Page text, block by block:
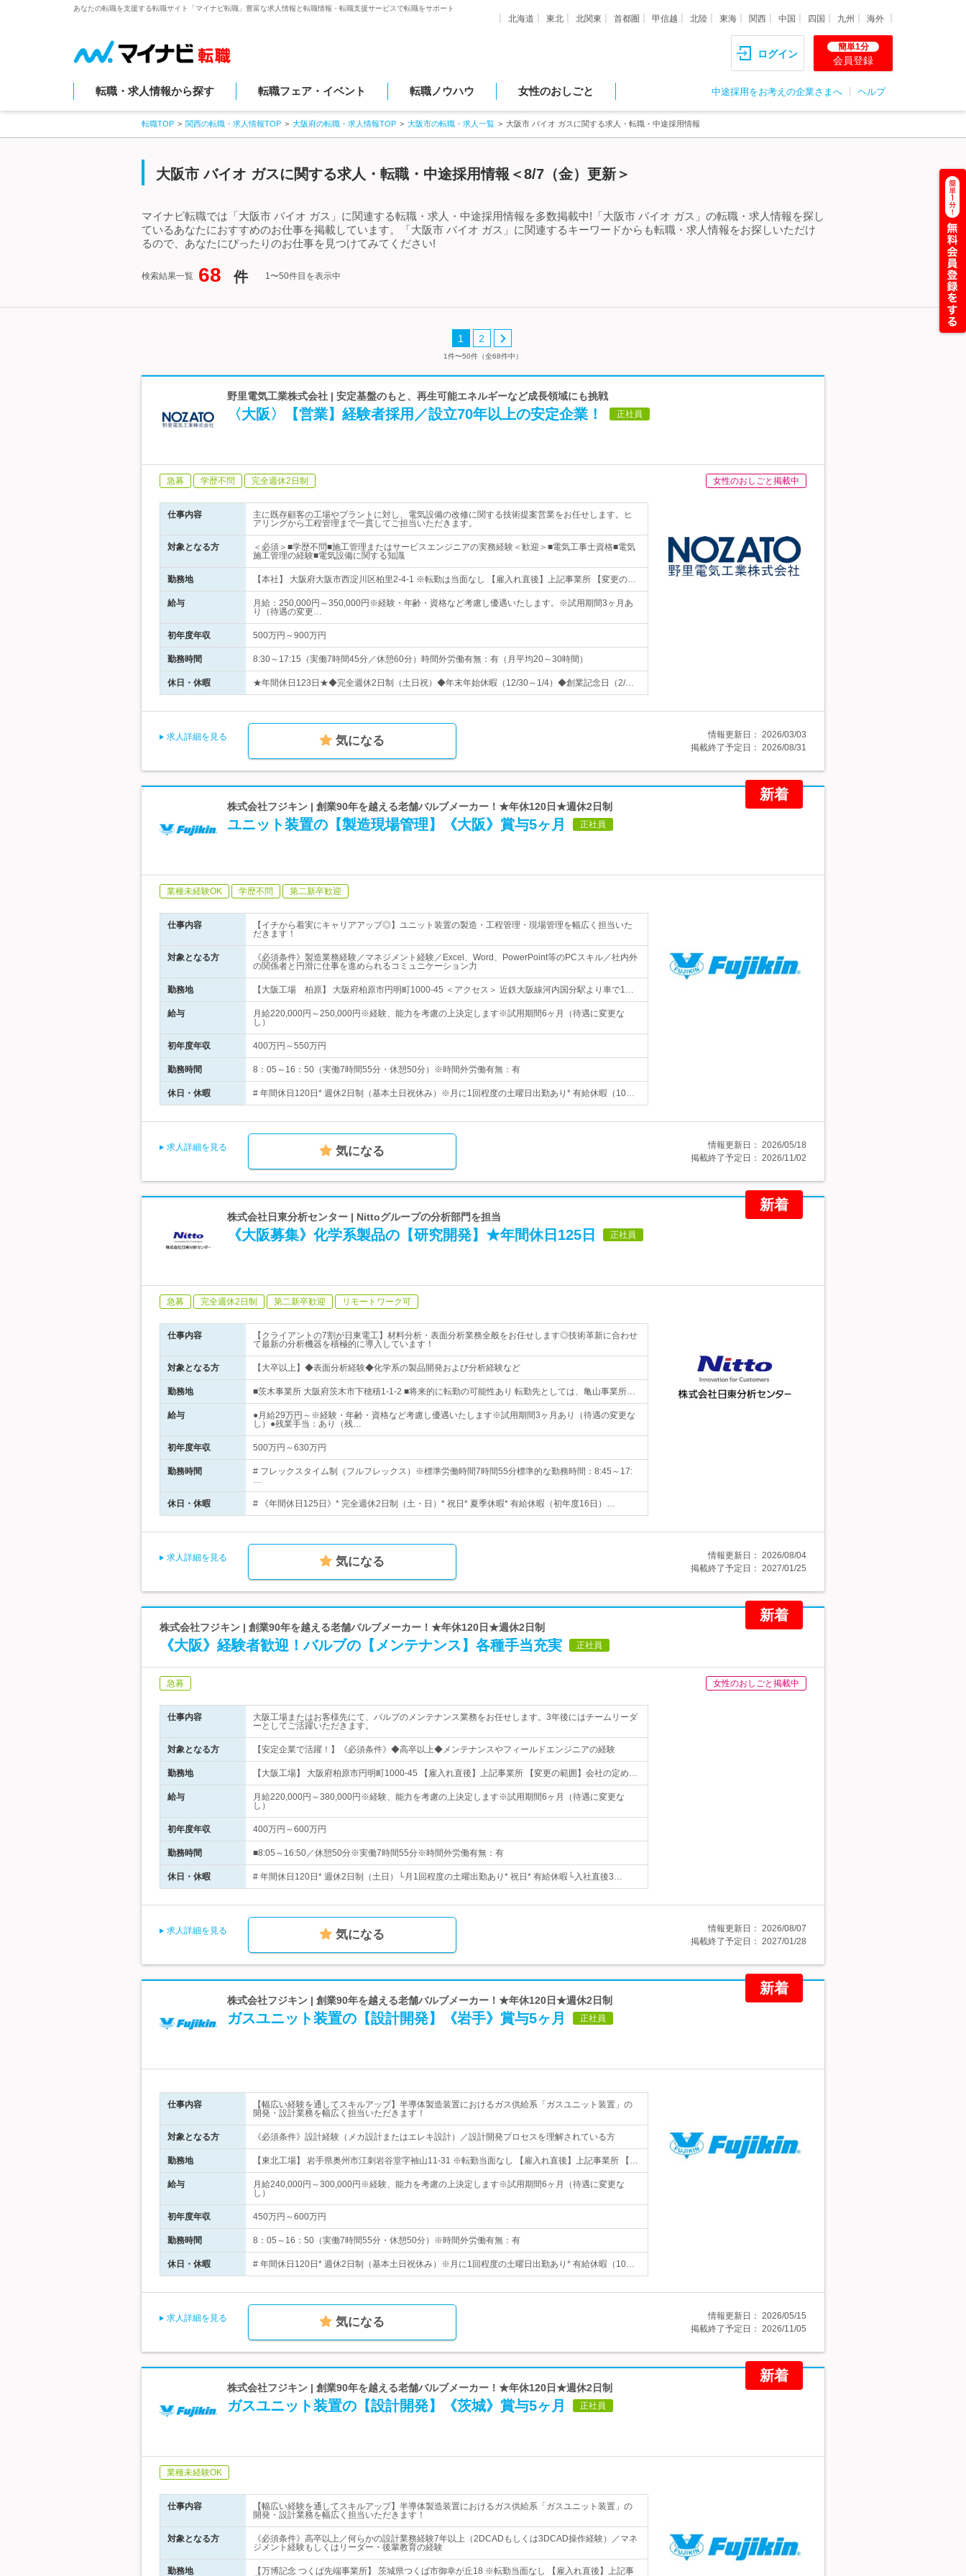
あなたの転職を支援する転職サイト「マイナビ転職」豊富な求人情報と転職情報・転職支援サービスで転職をサポート
北海道 東北 北関東 首都圏 甲信越 北陸 東海 関西 中国 四国 九州 海外
ログイン
簡単1分
会員登録
転職・求人情報から探す 転職フェア・イベント 転職ノウハウ 女性のおしごと 中途採用をお考えの企業さまへ ヘルプ
転職TOP 関西の転職・求人情報TOP 大阪府の転職・求人情報TOP 大阪市の転職・求人一覧 大阪市 バイオ ガスに関する求人・転職・中途採用情報
大阪市 バイオ ガスに関する求人・転職・中途採用情報＜8/7（金）更新＞
マイナビ転職では「大阪市 バイオ ガス」に関連する転職・求人・中途採用情報を多数掲載中!「大阪市 バイオ ガス」の転職・求人情報を探し
ているあなたにおすすめのお仕事を掲載しています。「大阪市 バイオ ガス」に関連するキーワードからも転職・求人情報をお探しいただけ
るので、あなたにぴったりのお仕事を見つけてみてください!
検索結果一覧 68 件 1〜50件目を表示中
1 2
1件〜50件（全68件中）
野里電気工業株式会社 | 安定基盤のもと、再生可能エネルギーなど成長領域にも挑戦
〈大阪〉【営業】経験者採用／設立70年以上の安定企業！ 正社員
急募 学歴不問 完全週休2日制 女性のおしごと掲載中
仕事内容
主に既存顧客の工場やプラントに対し、電気設備の改修に関する技術提案営業をお任せします。ヒ
アリングから工程管理まで一貫してご担当いただきます。
対象となる方
＜必須＞■学歴不問■施工管理またはサービスエンジニアの実務経験＜歓迎＞■電気工事士資格■電気
施工管理の経験■電気設備に関する知識
勤務地 【本社】 大阪府大阪市西淀川区柏里2-4-1 ※転勤は当面なし 【雇入れ直後】上記事業所 【変更の…
給与
月給：250,000円～350,000円※経験・年齢・資格など考慮し優遇いたします。※試用期間3ヶ月あ
り（待遇の変更…
初年度年収 500万円～900万円
勤務時間 8:30～17:15（実働7時間45分／休憩60分）時間外労働有無：有（月平均20～30時間）
休日・休暇 ★年間休日123日★◆完全週休2日制（土日祝）◆年末年始休暇（12/30～1/4）◆創業記念日（2/…
求人詳細を見る 気になる 情報更新日： 2026/03/03
掲載終了予定日： 2026/08/31
新着
株式会社フジキン | 創業90年を越える老舗バルブメーカー！★年休120日★週休2日制
ユニット装置の【製造現場管理】《大阪》賞与5ヶ月 正社員
業種未経験OK 学歴不問 第二新卒歓迎
仕事内容
【イチから着実にキャリアアップ◎】ユニット装置の製造・工程管理・現場管理を幅広く担当いた
だきます！
対象となる方
《必須条件》製造業務経験／マネジメント経験／Excel、Word、PowerPoint等のPCスキル／社内外
の関係者と円滑に仕事を進められるコミュニケーション力
勤務地 【大阪工場 柏原】 大阪府柏原市円明町1000-45 ＜アクセス＞ 近鉄大阪線河内国分駅より車で1…
給与
月給220,000円～250,000円※経験、能力を考慮の上決定します※試用期間6ヶ月（待遇に変更な
し）
初年度年収 400万円～550万円
勤務時間 8：05～16：50（実働7時間55分・休憩50分）※時間外労働有無：有
休日・休暇 # 年間休日120日* 週休2日制（基本土日祝休み）※月に1回程度の土曜日出勤あり* 有給休暇（10…
求人詳細を見る 気になる 情報更新日： 2026/05/18
掲載終了予定日： 2026/11/02
新着
株式会社日東分析センター | Nittoグループの分析部門を担当
《大阪募集》化学系製品の【研究開発】★年間休日125日 正社員
急募 完全週休2日制 第二新卒歓迎 リモートワーク可
仕事内容
【クライアントの7割が日東電工】材料分析・表面分析業務全般をお任せします◎技術革新に合わせ
て最新の分析機器を積極的に導入しています！
対象となる方 【大卒以上】◆表面分析経験◆化学系の製品開発および分析経験など
勤務地 ■茨木事業所 大阪府茨木市下穂積1-1-2 ■将来的に転勤の可能性あり 転勤先としては、亀山事業所…
給与
●月給29万円～※経験・年齢・資格など考慮し優遇いたします※試用期間3ヶ月あり（待遇の変更な
し）●残業手当：あり（残…
初年度年収 500万円～630万円
勤務時間
# フレックスタイム制（フルフレックス）※標準労働時間7時間55分標準的な勤務時間：8:45～17:
…
休日・休暇 # 《年間休日125日》* 完全週休2日制（土・日）* 祝日* 夏季休暇* 有給休暇（初年度16日）…
求人詳細を見る 気になる 情報更新日： 2026/08/04
掲載終了予定日： 2027/01/25
新着
株式会社フジキン | 創業90年を越える老舗バルブメーカー！★年休120日★週休2日制
《大阪》経験者歓迎！バルブの【メンテナンス】各種手当充実 正社員
急募 女性のおしごと掲載中
仕事内容
大阪工場またはお客様先にて、バルブのメンテナンス業務をお任せします。3年後にはチームリーダ
ーとしてご活躍いただきます。
対象となる方 【安定企業で活躍！】《必須条件》◆高卒以上◆メンテナンスやフィールドエンジニアの経験
勤務地 【大阪工場】 大阪府柏原市円明町1000-45 【雇入れ直後】上記事業所 【変更の範囲】会社の定め…
給与
月給220,000円～380,000円※経験、能力を考慮の上決定します※試用期間6ヶ月（待遇に変更な
し）
初年度年収 400万円～600万円
勤務時間 ■8:05～16:50／休憩50分※実働7時間55分※時間外労働有無：有
休日・休暇 # 年間休日120日* 週休2日制（土日）└月1回程度の土曜出勤あり* 祝日* 有給休暇└入社直後3…
求人詳細を見る 気になる 情報更新日： 2026/08/07
掲載終了予定日： 2027/01/28
新着
株式会社フジキン | 創業90年を越える老舗バルブメーカー！★年休120日★週休2日制
ガスユニット装置の【設計開発】《岩手》賞与5ヶ月 正社員
仕事内容
【幅広い経験を通してスキルアップ】半導体製造装置におけるガス供給系「ガスユニット装置」の
開発・設計業務を幅広く担当いただきます！
対象となる方 《必須条件》設計経験（メカ設計またはエレキ設計）／設計開発プロセスを理解されている方
勤務地 【東北工場】 岩手県奥州市江刺岩谷堂字袖山11-31 ※転勤当面なし 【雇入れ直後】上記事業所 【…
給与
月給240,000円～300,000円※経験、能力を考慮の上決定します※試用期間6ヶ月（待遇に変更な
し）
初年度年収 450万円～600万円
勤務時間 8：05～16：50（実働7時間55分・休憩50分）※時間外労働有無：有
休日・休暇 # 年間休日120日* 週休2日制（基本土日祝休み）※月に1回程度の土曜日出勤あり* 有給休暇（10…
求人詳細を見る 気になる 情報更新日： 2026/05/15
掲載終了予定日： 2026/11/05
新着
株式会社フジキン | 創業90年を越える老舗バルブメーカー！★年休120日★週休2日制
ガスユニット装置の【設計開発】《茨城》賞与5ヶ月 正社員
業種未経験OK
仕事内容
【幅広い経験を通してスキルアップ】半導体製造装置におけるガス供給系「ガスユニット装置」の
開発・設計業務を幅広く担当いただきます！
対象となる方
《必須条件》高卒以上／何らかの設計業務経験7年以上（2DCADもしくは3DCAD操作経験）／マネ
ジメント経験もしくはリーダー・後輩教育の経験
勤務地
【万博記念 つくば先端事業所】 茨城県つくば市御幸が丘18 ※転勤当面なし 【雇入れ直後】上記事